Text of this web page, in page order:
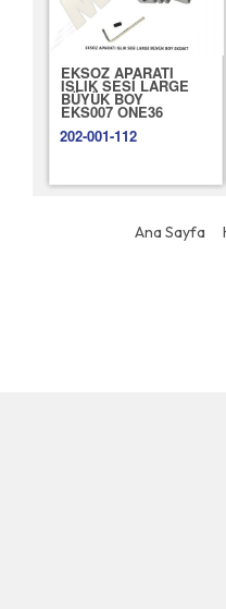
EKSOZ APARATI
ISLIK SESİ LARGE
BÜYÜK BOY
EKS007 ONE36
202-001-112
Ana Sayfa